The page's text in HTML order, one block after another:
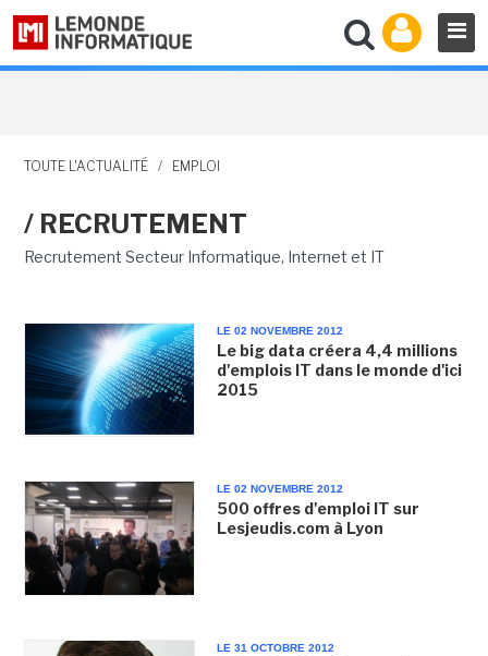
TOUTE L'ACTUALITÉ / EMPLOI
/ RECRUTEMENT
Recrutement Secteur Informatique, Internet et IT
LE 02 NOVEMBRE 2012
Le big data créera 4,4 millions
d'emplois IT dans le monde d'ici
2015
LE 02 NOVEMBRE 2012
500 offres d'emploi IT sur
Lesjeudis.com à Lyon
LE 31 OCTOBRE 2012